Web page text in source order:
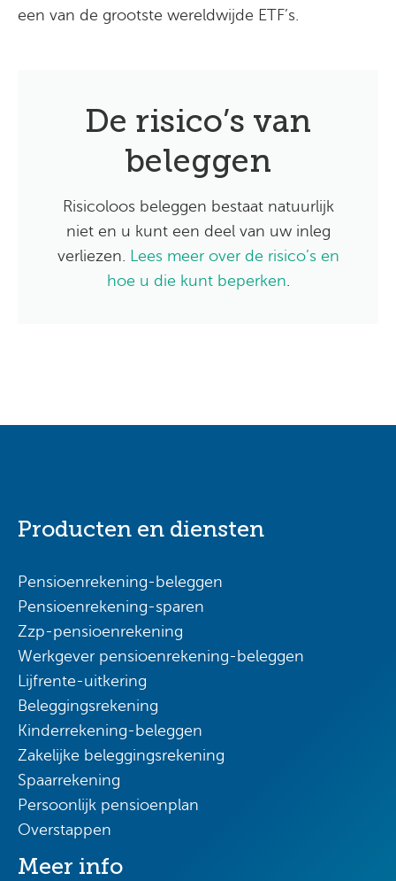
een van de grootste wereldwijde ETF’s.
De risico’s van
beleggen
Risicoloos beleggen bestaat natuurlijk
niet en u kunt een deel van uw inleg
verliezen. Lees meer over de risico’s en
hoe u die kunt beperken.
Producten en diensten
Pensioenrekening-beleggen
Pensioenrekening-sparen
Zzp-pensioenrekening
Werkgever pensioenrekening-beleggen
Lijfrente-uitkering
Beleggingsrekening
Kinderrekening-beleggen
Zakelijke beleggingsrekening
Spaarrekening
Persoonlijk pensioenplan
Overstappen
Meer info